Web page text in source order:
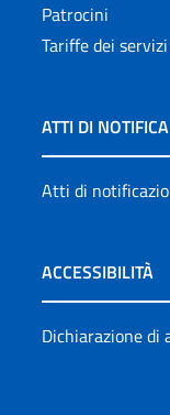
Patrocini
Tariffe dei
ATTI DI NOTIFICA
Atti di
ACCESSIBILITÀ
Dichiarazione di